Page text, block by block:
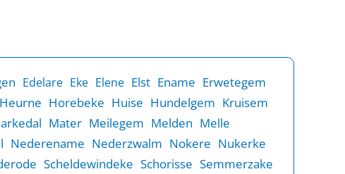
Edelare Eke Elene Elst Ename Erwetegem
Heurne Horebeke Huise Hundelgem Kruisem
Mater Meilegem Melden Melle
Nederename Nederzwalm Nokere Nukerke
Scheldewindeke Schorisse Semmerzake